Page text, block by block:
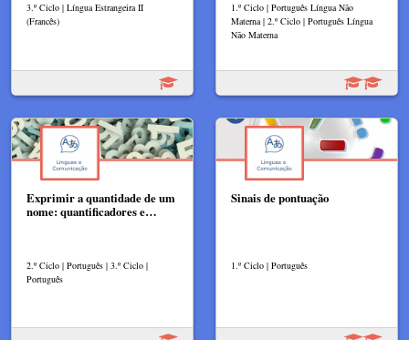
3.º Ciclo | Língua Estrangeira II
(Francês)
1.º Ciclo | Português Língua Não
Materna | 2.º Ciclo | Português Língua
Não Materna
Exprimir a quantidade de um
nome: quantificadores e…
2.º Ciclo | Português | 3.º Ciclo |
Português
Sinais de pontuação
1.º Ciclo | Português